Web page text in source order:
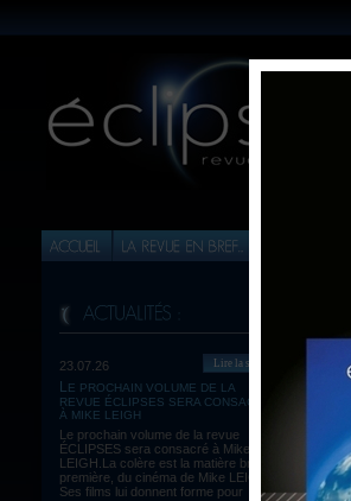
23.07.26
LE PROCHAIN VOLUME DE LA
REVUE ÉCLIPSES SERA CONSACRÉ
À MIKE LEIGH
Le prochain volume de la revue
ÉCLIPSES sera consacré à Mike
LEIGH.La colère est la matière brute,
première, du cinéma de Mike LEIGH.
Ses films lui donnent forme pour
Lire la suite